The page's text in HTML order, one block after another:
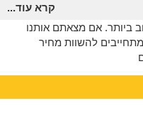
קפה עם מכונת אספרסו,
כלי מטבח ומדיח כלים
אמבטיה, מגבות
ממנו תוכלו לעבוד
קרא עוד...
ביותר. אם מצאתם אותנו
להשוות מחיר